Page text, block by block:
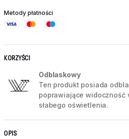
Metody płatności
KORZYŚCI
Odblaskowy
Ten produkt posiada
poprawiające widoczność
słabego oświetlenia.
OPIS